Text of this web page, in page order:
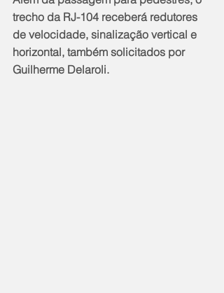
trecho da RJ-104 receberá redutores
de velocidade, sinalização vertical e
horizontal, também solicitados por
Guilherme Delaroli.